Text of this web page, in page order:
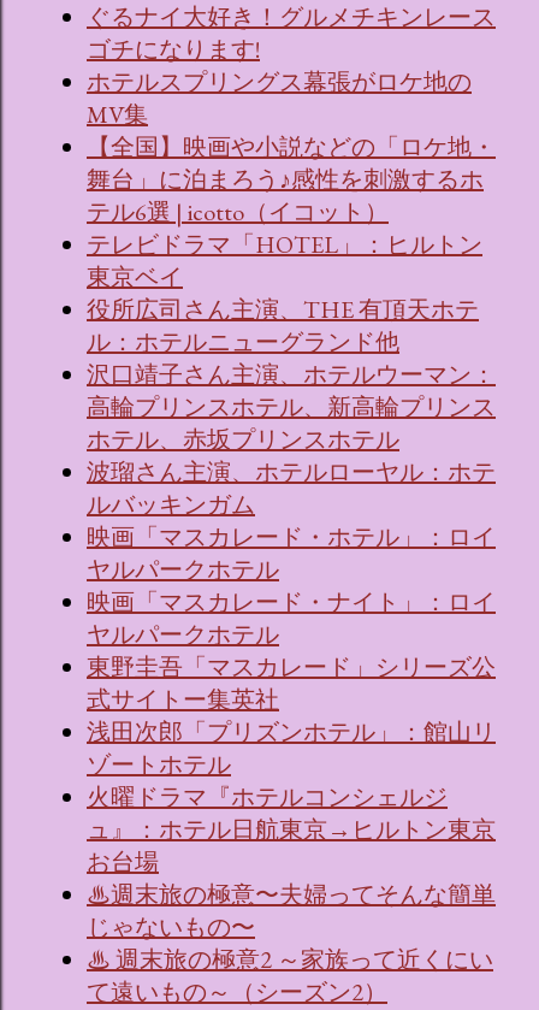
ぐるナイ大好き！グルメチキンレース
ゴチになります!
ホテルスプリングス幕張がロケ地の
MV集
【全国】映画や小説などの「ロケ地・
舞台」に泊まろう♪感性を刺激するホ
テル6選 | icotto（イコット）
テレビドラマ「HOTEL」：ヒルトン
東京ベイ
役所広司さん主演、THE 有頂天ホテ
ル：ホテルニューグランド他
沢口靖子さん主演、ホテルウーマン：
高輪プリンスホテル、新高輪プリンス
ホテル、赤坂プリンスホテル
波瑠さん主演、ホテルローヤル：ホテ
ルバッキンガム
映画「マスカレード・ホテル」：ロイ
ヤルパークホテル
映画「マスカレード・ナイト」：ロイ
ヤルパークホテル
東野圭吾「マスカレード」シリーズ公
式サイトー集英社
浅田次郎「プリズンホテル」：館山リ
ゾートホテル
火曜ドラマ『ホテルコンシェルジ
ュ』：ホテル日航東京→ヒルトン東京
お台場
♨週末旅の極意〜夫婦ってそんな簡単
じゃないもの〜
♨ 週末旅の極意2 ～家族って近くにい
て遠いもの～（シーズン2）